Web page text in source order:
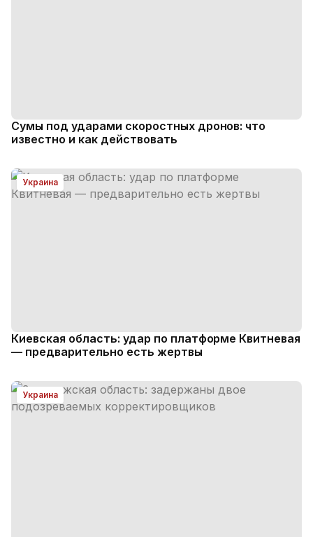
Сумы под ударами скоростных дронов: что
известно и как действовать
Украина
Киевская область: удар по платформе Квитневая
— предварительно есть жертвы
Украина